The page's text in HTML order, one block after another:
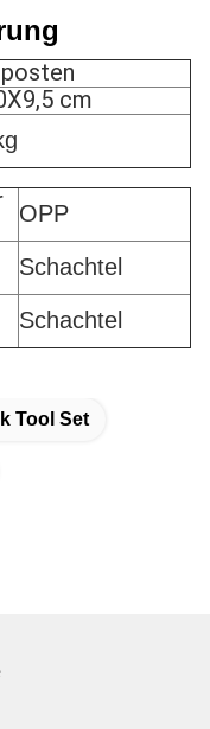
cm
OPP
Schachtel
Schachtel
Tool Set